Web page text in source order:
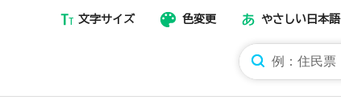
那須烏山市ホームページ
文字サイズ 色変更 やさしい日本語